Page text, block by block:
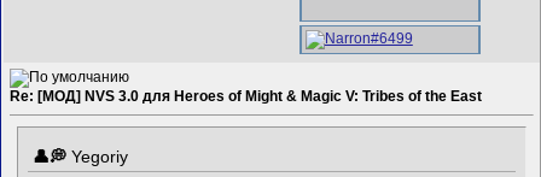
Re: [МОД] NVS 3.0 для Heroes of Might & Magic V: Tribes of the East
Yegoriy